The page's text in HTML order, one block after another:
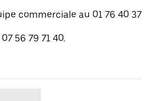
commerciale au 01 76 40 37
56 79 71 40.